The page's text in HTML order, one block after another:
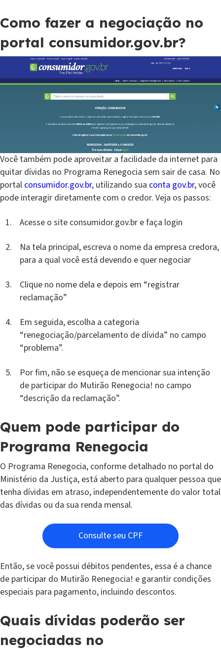
Como fazer a negociação no
portal consumidor.gov.br?
Você também pode aproveitar a facilidade da internet para
quitar dívidas no Programa Renegocia sem sair de casa. No
portal consumidor.gov.br, utilizando sua conta gov.br, você
pode interagir diretamente com o credor. Veja os passos:
Acesse o site consumidor.gov.br e faça login
Na tela principal, escreva o nome da empresa credora,
para a qual você está devendo e quer negociar
Clique no nome dela e depois em “registrar
reclamação”
Em seguida, escolha a categoria
“renegociação/parcelamento de dívida” no campo
“problema”.
Por fim, não se esqueça de mencionar sua intenção
de participar do Mutirão Renegocia! no campo
“descrição da reclamação”.
Quem pode participar do
Programa Renegocia
O Programa Renegocia, conforme detalhado no portal do
Ministério da Justiça, está aberto para qualquer pessoa que
tenha dívidas em atraso, independentemente do valor total
das dívidas ou da sua renda mensal.
Consulte seu CPF
Então, se você possui débitos pendentes, essa é a chance
de participar do Mutirão Renegocia! e garantir condições
especiais para pagamento, incluindo descontos.
Quais dívidas poderão ser
negociadas no